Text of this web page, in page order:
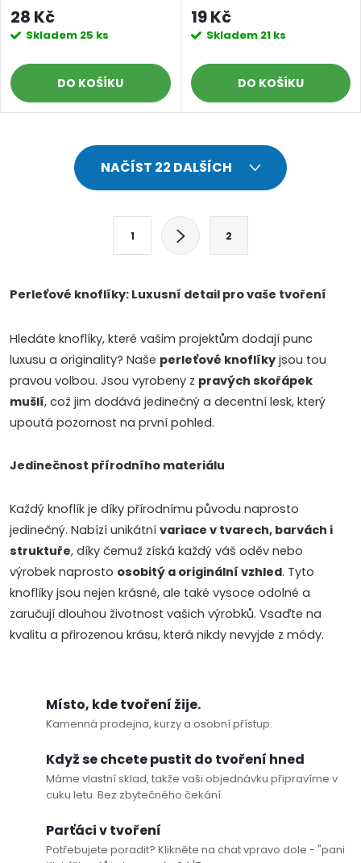
28 Kč
Skladem 25 ks
DO KOŠÍKU
19 Kč
Skladem 21 ks
DO KOŠÍKU
d
c
í
p
k
y
v
ý
p
NAČÍST 22 DALŠÍCH
á
k
o
v
á
n
1 2
Perleťové knoflíky: Luxusní detail pro vaše tvoření
Hledáte knoflíky, které vašim projektům dodají punc
luxusu a originality? Naše perleťové knoflíky jsou tou
pravou volbou. Jsou vyrobeny z pravých skořápek
mušlí, což jim dodává jedinečný a decentní lesk, který
upoutá pozornost na první pohled.
Jedinečnost přírodního materiálu
Každý knoflík je díky přírodnímu původu naprosto
jedinečný. Nabízí unikátní variace v tvarech, barvách i
struktuře, díky čemuž získá každý váš oděv nebo
výrobek naprosto osobitý a originální vzhled. Tyto
knoflíky jsou nejen krásné, ale také vysoce odolné a
zaručují dlouhou životnost vašich výrobků. Vsaďte na
kvalitu a přirozenou krásu, která nikdy nevyjde z módy.
Místo, kde tvoření žije.
Kamenná prodejna, kurzy a osobní přístup.
Když se chcete pustit do tvoření hned
Máme vlastní sklad, takže vaši objednávku připravíme v
cuku letu. Bez zbytečného čekání.
Parťáci v tvoření
Potřebujete poradit? Klikněte na chat vpravo dole - "pani